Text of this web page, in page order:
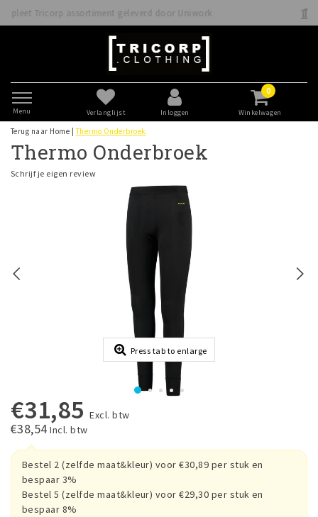
Uniwork Betaal veilig direct of achteraf met
Menu Verlanglijst Inloggen
0
Winkelwagen
Terug naar Home |Thermo Onderbroek
Thermo Onderbroek
Schrijf je eigen review
Press tab to enlarge
€31,85 Excl. btw
€38,54 Incl. btw
Bestel 2 (zelfde maat&kleur) voor €30,89 per stuk en
bespaar 3%
Bestel 5 (zelfde maat&kleur) voor €29,30 per stuk en
bespaar 8%